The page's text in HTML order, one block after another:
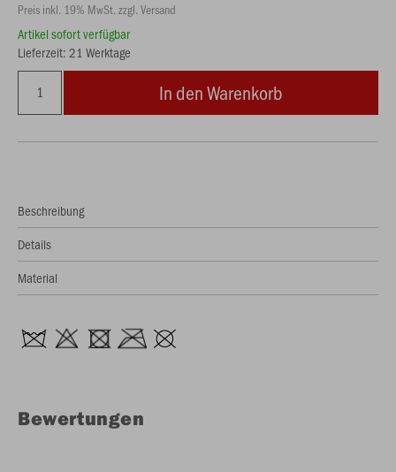
Preis inkl. 19% MwSt. zzgl. Versand
Artikel sofort verfügbar
Lieferzeit: 21 Werktage
In den Warenkorb
Beschreibung
Details
Material
Bewertungen